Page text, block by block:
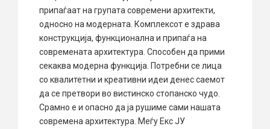
припаѓаат на групата современи архитекти,
односно на модерната. Комплексот е здрава
конструкција, функционална и припаѓа на
современата архитектура. Способен да прими
секаква модерна функција. Потребни се лица
со квалитетни и креативни идеи денес саемот
да се претвори во вистинско стопанско чудо.
Срамно е и опасно да ја рушиме сами нашата
современа архитектура. Меѓу Екс ЈУ